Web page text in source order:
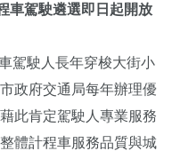
車駕駛遴選即日起開放
駕駛人長年穿梭大街小
政府交通局每年辦理優
此肯定駕駛人專業服務
體計程車服務品質與城